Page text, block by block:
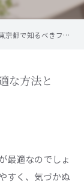
京都で知るべきフットケアの最適な方法とは？
な方法と
最適なのでしょ
すく、気づかぬ